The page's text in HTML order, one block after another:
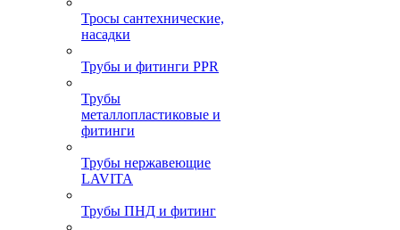
Тросы сантехнические,
насадки
Трубы и фитинги PPR
Трубы
металлопластиковые и
фитинги
Трубы нержавеющие
LAVITA
Трубы ПНД и фитинг